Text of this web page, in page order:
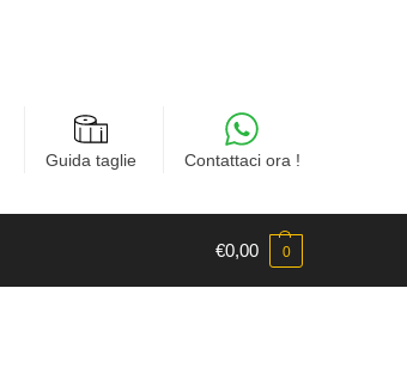
Guida taglie Contattaci ora !
€0,00 0